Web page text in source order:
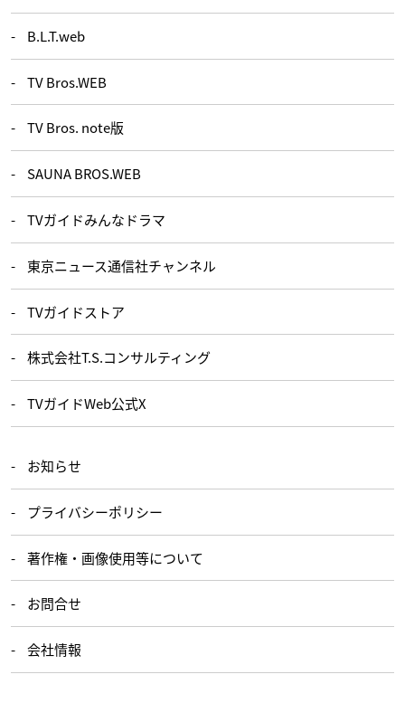
B.L.T.web
TV Bros.WEB
TV Bros. note版
SAUNA BROS.WEB
TVガイドみんなドラマ
東京ニュース通信社チャンネル
TVガイドストア
株式会社T.S.コンサルティング
TVガイドWeb公式X
お知らせ
プライバシーポリシー
著作権・画像使用等について
お問合せ
会社情報